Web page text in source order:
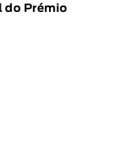
do Prémio